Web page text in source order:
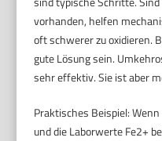
vorhanden, helfen
oft schwerer zu oxidieren.
gute Lösung sein.
sehr effektiv. Sie ist aber
Praktisches Beispiel:
und die Laborwerte Fe2+